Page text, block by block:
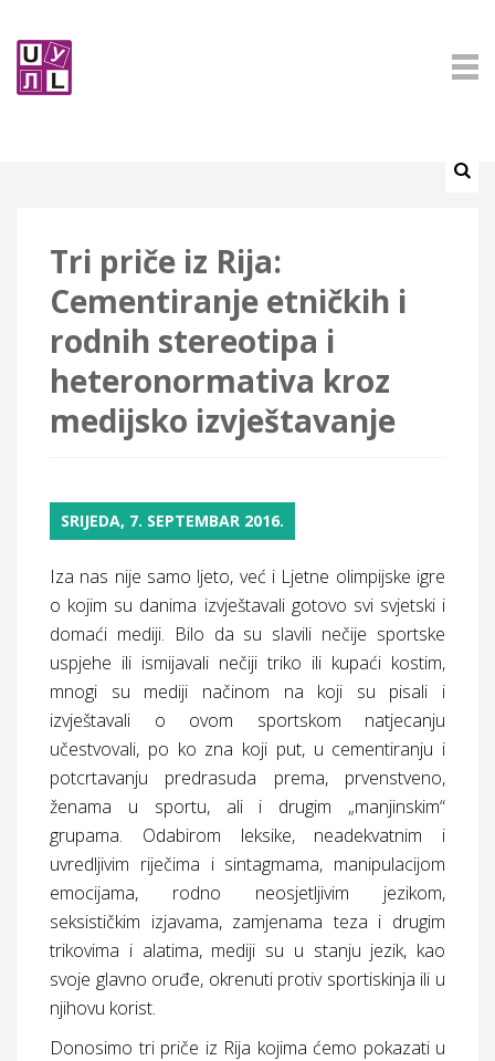
Tri priče iz Rija:
Cementiranje etničkih i
rodnih stereotipa i
heteronormativa kroz
medijsko izvještavanje
SRIJEDA, 7. SEPTEMBAR 2016.
Iza nas nije samo ljeto, već i Ljetne olimpijske igre
o kojim su danima izvještavali gotovo svi svjetski i
domaći mediji. Bilo da su slavili nečije sportske
uspjehe ili ismijavali nečiji triko ili kupaći kostim,
mnogi su mediji načinom na koji su pisali i
izvještavali o ovom sportskom natjecanju
učestvovali, po ko zna koji put, u cementiranju i
potcrtavanju predrasuda prema, prvenstveno,
ženama u sportu, ali i drugim „manjinskim“
grupama. Odabirom leksike, neadekvatnim i
uvredljivim riječima i sintagmama, manipulacijom
emocijama, rodno neosjetljivim jezikom,
seksističkim izjavama, zamjenama teza i drugim
trikovima i alatima, mediji su u stanju jezik, kao
svoje glavno oruđe, okrenuti protiv sportiskinja ili u
njihovu korist.
Donosimo tri priče iz Rija kojima ćemo pokazati u